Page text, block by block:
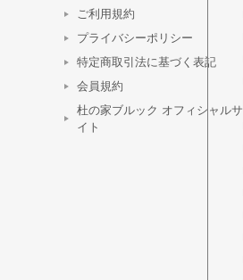
ご利用規約
プライバシーポリシー
特定商取引法に基づく表記
会員規約
杜の家ブルック オフィシャルサ
イト